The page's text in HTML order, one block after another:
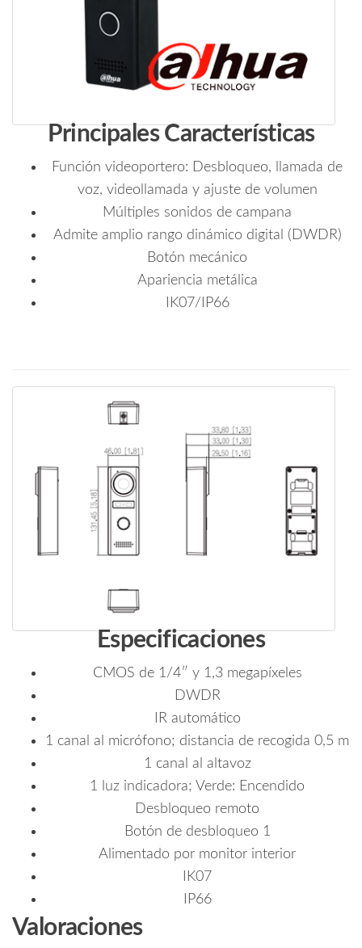
Principales Características
Función videoportero: Desbloqueo, llamada de
voz, videollamada y ajuste de volumen
Múltiples sonidos de campana
Admite amplio rango dinámico digital (DWDR)
Botón mecánico
Apariencia metálica
IK07/IP66
Especificaciones
CMOS de 1/4″ y 1,3 megapíxeles
DWDR
IR automático
1 canal al micrófono; distancia de recogida 0,5 m
1 canal al altavoz
1 luz indicadora; Verde: Encendido
Desbloqueo remoto
Botón de desbloqueo 1
Alimentado por monitor interior
IK07
IP66
Valoraciones